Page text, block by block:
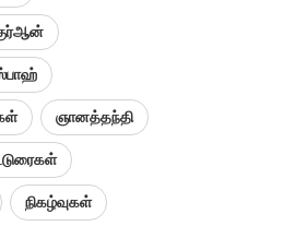
ஞானத்தந்தி
நிகழ்வுகள்